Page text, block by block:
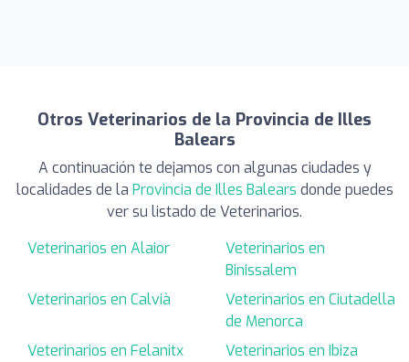
Otros Veterinarios de la Provincia de Illes
Balears
A continuación te dejamos con algunas ciudades y
localidades de la Provincia de Illes Balears donde puedes
ver su listado de Veterinarios.
Veterinarios en Alaior
Veterinarios en
Binissalem
Veterinarios en Calvià
Veterinarios en Ciutadella
de Menorca
Veterinarios en Felanitx
Veterinarios en Ibiza